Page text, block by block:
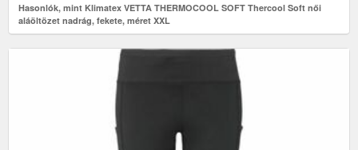
Hasonlók, mint Klimatex VETTA THERMOCOOL SOFT Thercool Soft női
aláöltözet nadrág, fekete, méret XXL